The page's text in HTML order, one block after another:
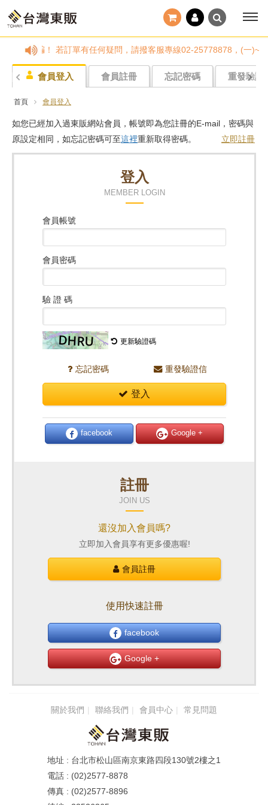
小心詐騙！ 若訂單有任何疑問，請撥客服專線02-25778878，(一)~(
會員登入 會員註冊 忘記密碼 重發驗證
首頁 會員登入
如您已經加入過東販網站會員，帳號即為您註冊的E-mail，密碼與
原設定相同，如忘記密碼可至這裡重新取得密碼。 立即註冊
登入
MEMBER LOGIN
會員帳號
會員密碼
驗 證 碼
更新驗證碼
忘記密碼 重發驗證信
登入
facebook Google +
註冊
JOIN US
還沒加入會員嗎?
立即加入會員享有更多優惠喔!
會員註冊
使用快速註冊
facebook
Google +
關於我們 聯絡我們 會員中心 常見問題
台北市松山區南京東路四段130號2樓之1
(02)2577-8878
(02)2577-8896